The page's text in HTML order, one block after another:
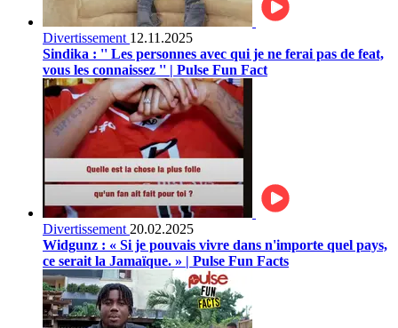
Divertissement 12.11.2025
Sindika : '' Les personnes avec qui je ne ferai pas de feat,
vous les connaissez '' | Pulse Fun Fact
Divertissement 20.02.2025
Widgunz : « Si je pouvais vivre dans n'importe quel pays,
ce serait la Jamaïque. » | Pulse Fun Facts